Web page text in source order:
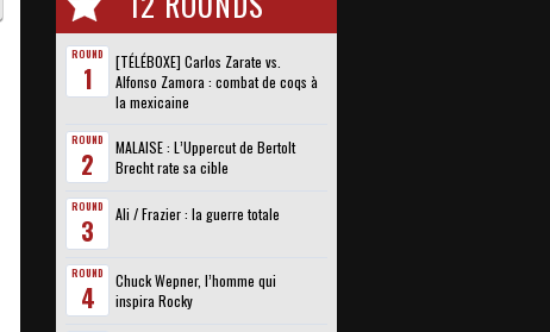
ROUND
1
[TÉLÉBOXE] Carlos Zarate vs.
Alfonso Zamora : combat de coqs à
la mexicaine
ROUND
2
MALAISE : L’Uppercut de Bertolt
Brecht rate sa cible
ROUND
3 Ali / Frazier : la guerre totale
ROUND
4
Chuck Wepner, l’homme qui
inspira Rocky